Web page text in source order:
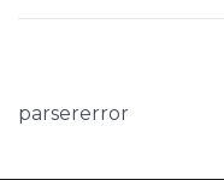
parsererror